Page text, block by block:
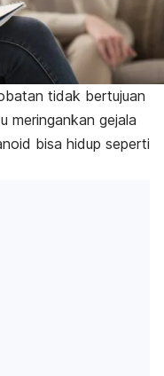
tidak bertujuan
meringankan gejala
bisa hidup seperti